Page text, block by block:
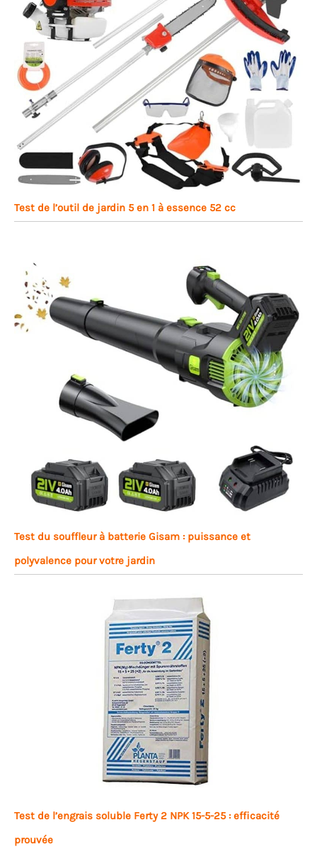
Test de l’outil de jardin 5 en 1 à essence 52 cc
Test du souffleur à batterie Gisam : puissance et
polyvalence pour votre jardin
Test de l’engrais soluble Ferty 2 NPK 15-5-25 : efficacité
prouvée